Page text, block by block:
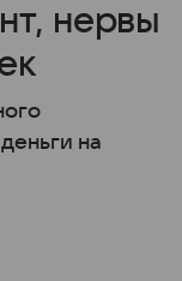
нервы
на